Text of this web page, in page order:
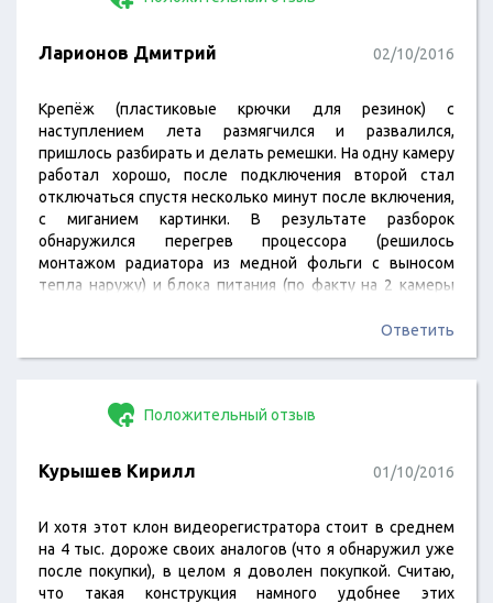
Ларионов Дмитрий 02/10/2016
Крепёж (пластиковые крючки для резинок) с
наступлением лета размягчился и развалился,
пришлось разбирать и делать ремешки. На одну камеру
работал хорошо, после подключения второй стал
отключаться спустя несколько минут после включения,
с миганием картинки. В результате разборок
обнаружился перегрев процессора (решилось
монтажом радиатора из медной фольги с выносом
тепла наружу) и блока питания (по факту на 2 камеры
регистратор неистово тормозит при записи, проверьте
изумительный, особенно после доработки.…
Ответить
Положительный отзыв
Курышев Кирилл 01/10/2016
И хотя этот клон видеорегистратора стоит в среднем
на 4 тыс. дороже своих аналогов (что я обнаружил уже
после покупки), в целом я доволен покупкой. Считаю,
что такая конструкция намного удобнее этих